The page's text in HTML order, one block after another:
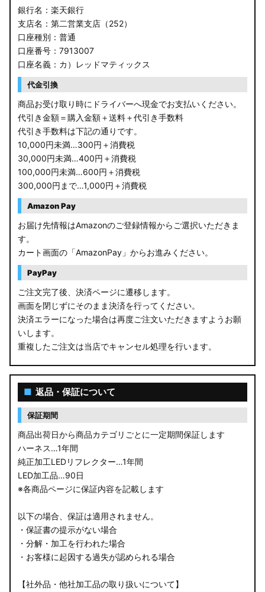
銀行名：楽天銀行
支店名：第二営業支店（252）
口座種別：普通
口座番号：7913007
口座名義：カ）レッドマティックス
代金引換
商品お受け取り時にドライバーへ現金でお支払いください。
代引き金額＝購入金額＋送料＋代引き手数料
代引き手数料は下記の通りです。
10,000円未満…300円＋消費税
30,000円未満…400円＋消費税
100,000円未満…600円＋消費税
300,000円まで…1,000円＋消費税
Amazon Pay
お届け先情報はAmazonのご登録情報からご選択いただきま
す。
カート画面の「AmazonPay」からお進みください。
PayPay
ご注文完了後、決済ページに遷移します。
画面を閉じずにそのまま決済を行ってください。
決済エラーになった場合は再度ご注文いただきますようお願
いします。
重複したご注文は当店でキャンセル処理を行います。
■ 返品・保証について
保証期間
商品出荷日から商品カテゴリごとに一定期間保証します
ハーネス…1年間
純正加工LEDリフレクター…1年間
LED加工品…90日
※各商品ページに保証内容を記載します
以下の場合、保証は適用されません。
・保証書の提示がない場合
・分解・加工を行われた場合
・お客様に起因する過失が認められる場合
【社外品・他社加工品の取り扱いについて】